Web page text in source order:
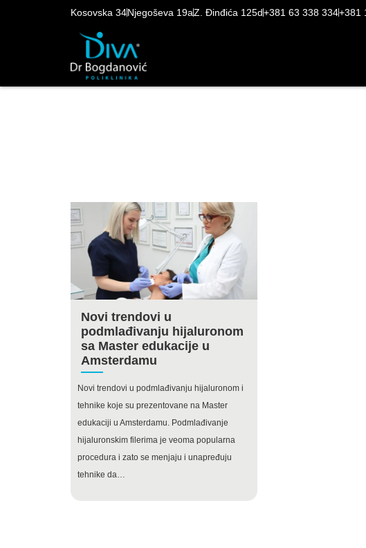
Kosovska 34Njegoševa 19aZ. Đinđića 125d+381 63 338 334+381
Novi trendovi u
podmlađivanju hijaluronom
sa Master edukacije u
Amsterdamu
Novi trendovi u podmlađivanju hijaluronom i
tehnike koje su prezentovane na Master
edukaciji u Amsterdamu. Podmlađivanje
hijaluronskim filerima je veoma popularna
procedura i zato se menjaju i unapređuju
tehnike da…